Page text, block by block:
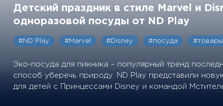
Детский праздник в стиле Marvel и
одноразовой посуды от ND Play
#ND Play #Marvel #Disney #посуда #товары
Эко-посуда для пикника – популярный тренд
способ уберечь природу. ND Play представили
для детей с Принцессами Disney и командой